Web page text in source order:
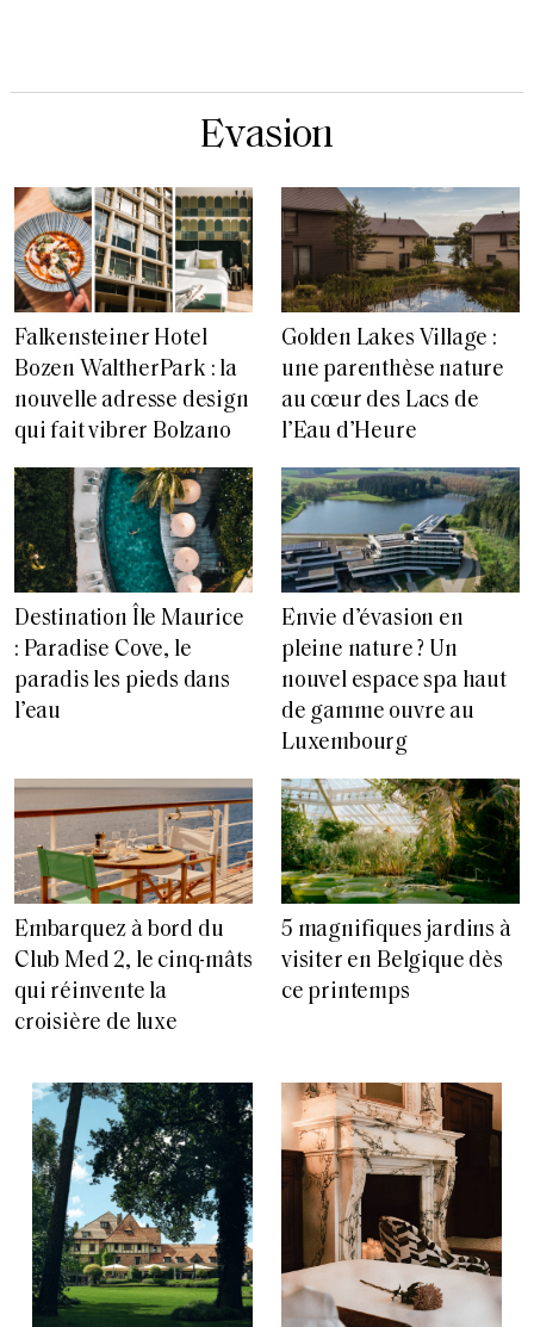
Evasion
Falkensteiner Hotel
Bozen WaltherPark : la
nouvelle adresse design
qui fait vibrer Bolzano
Golden Lakes Village :
une parenthèse nature
au cœur des Lacs de
l’Eau d’Heure
Destination Île Maurice
: Paradise Cove, le
paradis les pieds dans
l’eau
Envie d’évasion en
pleine nature ? Un
nouvel espace spa haut
de gamme ouvre au
Luxembourg
Embarquez à bord du
Club Med 2, le cinq-mâts
qui réinvente la
croisière de luxe
5 magnifiques jardins à
visiter en Belgique dès
ce printemps